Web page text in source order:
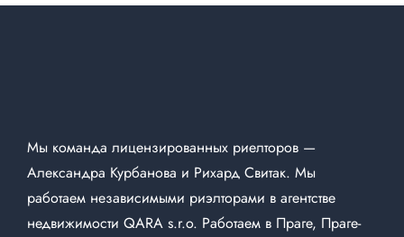
Мы команда лицензированных риелторов —
Александра Курбанова и Рихард Свитак. Мы
работаем независимыми риэлторами в агентстве
недвижимости QARA s.r.o. Работаем в Праге, Праге-